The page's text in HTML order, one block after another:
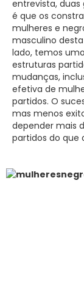
entrevista, duas
é que os
mulheres e
masculino
lado, temos
estruturas
mudanças,
efetiva de
partidos. O
mas menos
depender mais
partidos do que